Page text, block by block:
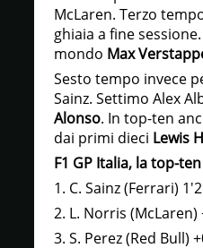
McLaren. Terzo
ghiaia a fine
mondo Max
Sesto tempo invece
Sainz. Settimo Alex
Alonso. In top-ten
dai primi dieci Lewis
F1 GP Italia, la top-
1. C. Sainz (Ferrari)
2. L. Norris (McLaren)
3. S. Perez (Red Bull)